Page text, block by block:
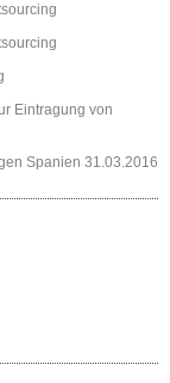
Eintragung von
Spanien 31.03.2016